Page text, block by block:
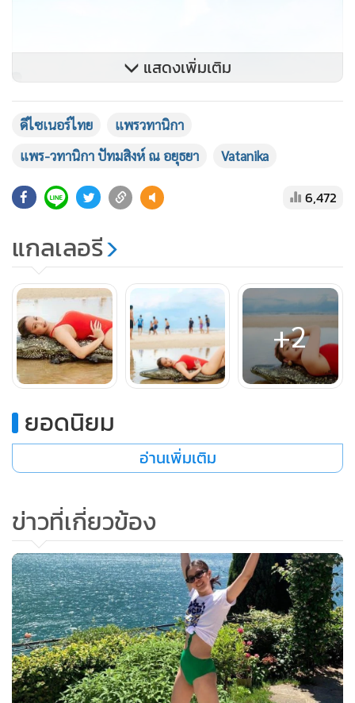
แสดงเพิ่มเติม
ดีไซเนอร์ไทย
แพรวทานิกา
แพร-วทานิกา ปัทมสิงห์ ณ อยุธยา
Vatanika
6,472
แกลเลอรี
+2
ยอดนิยม
อ่านเพิ่มเติม
ข่าวที่เกี่ยวข้อง